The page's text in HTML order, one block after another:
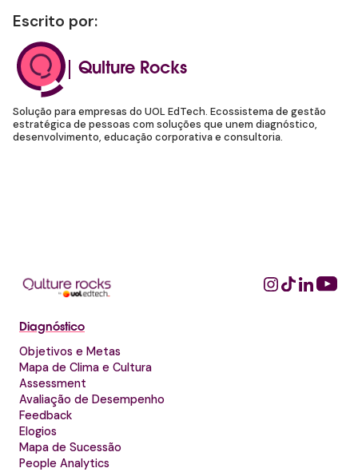
Escrito por:
Qulture Rocks
Solução para empresas do UOL EdTech. Ecossistema de gestão
estratégica de pessoas com soluções que unem diagnóstico,
desenvolvimento, educação corporativa e consultoria.
Diagnóstico
Objetivos e Metas
Mapa de Clima e Cultura
Assessment
Avaliação de Desempenho
Feedback
Elogios
Mapa de Sucessão
People Analytics